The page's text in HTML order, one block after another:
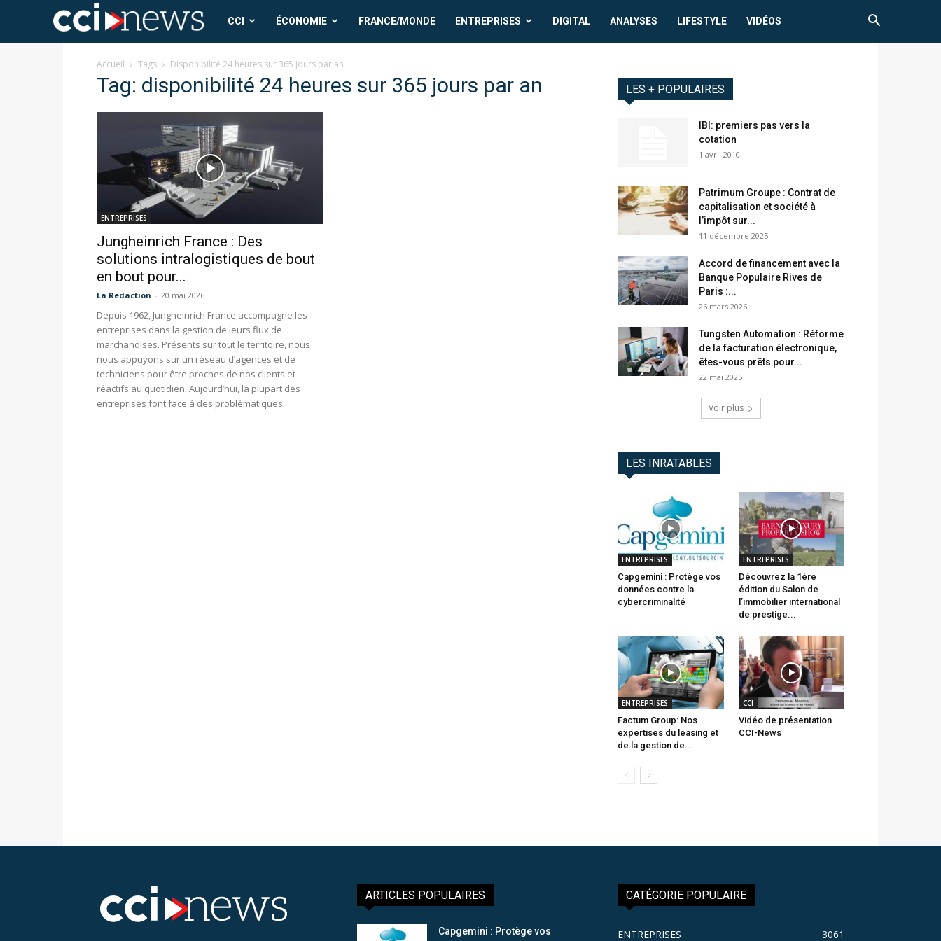
CCI
News
CCI ÉCONOMIE FRANCE/MONDE ENTREPRISES DIGITAL ANALYSES LIFESTYLE VIDÉOS
Accueil Tags Disponibilité 24 heures sur 365 jours par an
Tag: disponibilité 24 heures sur 365 jours par an
ENTREPRISES
Jungheinrich France : Des
solutions intralogistiques de bout
en bout pour...
La Redaction - 20 mai 2026
Depuis 1962, Jungheinrich France accompagne les
entreprises dans la gestion de leurs flux de
marchandises. Présents sur tout le territoire, nous
nous appuyons sur un réseau d’agences et de
techniciens pour être proches de nos clients et
réactifs au quotidien. Aujourd’hui, la plupart des
entreprises font face à des problématiques...
LES + POPULAIRES
IBI: premiers pas vers la
cotation
1 avril 2010
Patrimum Groupe : Contrat de
capitalisation et société à
l’impôt sur...
11 décembre 2025
Accord de financement avec la
Banque Populaire Rives de
Paris :...
26 mars 2026
Tungsten Automation : Réforme
de la facturation électronique,
êtes-vous prêts pour...
22 mai 2025
Voir plus
LES INRATABLES
ENTREPRISES
Capgemini : Protège vos
données contre la
cybercriminalité
ENTREPRISES
Découvrez la 1ère
édition du Salon de
l’immobilier international
de prestige...
ENTREPRISES
Factum Group: Nos
expertises du leasing et
de la gestion de...
CCI
Vidéo de présentation
CCI-News
ARTICLES POPULAIRES
Capgemini : Protège vos
CATÉGORIE POPULAIRE
ENTREPRISES 3061